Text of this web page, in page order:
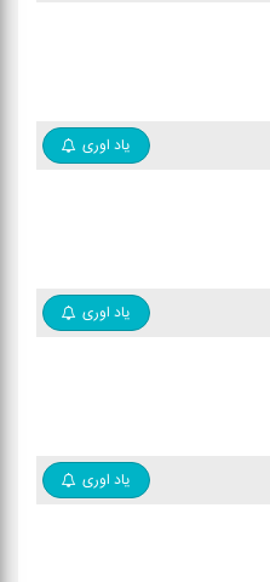
یاد اوری
یاد اوری
یاد اوری